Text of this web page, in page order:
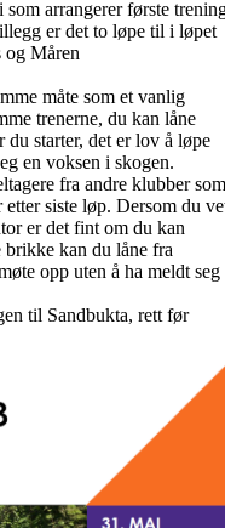
arrangerer første
er det to løpe til i løpet
og Måren
måte som et vanlig
trenerne, du kan låne
starter, det er lov å løpe
en voksen i skogen.
fra andre klubber som
etter siste løp. Dersom du
er det fint om du kan
kan du låne fra
opp uten å ha meldt seg
til Sandbukta, rett før